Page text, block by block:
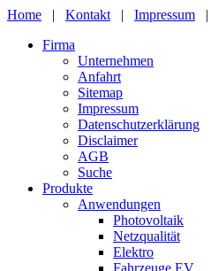
Home | Kontakt | Impressum |
Firma
Unternehmen
Anfahrt
Sitemap
Impressum
Datenschutzerklärung
Disclaimer
AGB
Suche
Produkte
Anwendungen
Photovoltaik
Netzqualität
Elektro
Fahrzeuge EV